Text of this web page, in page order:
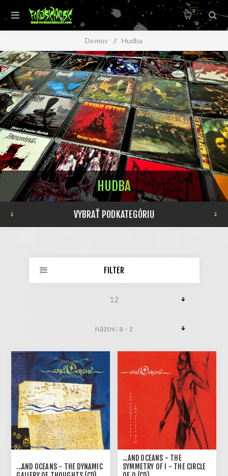
0
Domov / Hudba
HUDBA
VYBRAŤ PODKATEGÓRIU
FILTER
...AND OCEANS - THE DYNAMIC
...AND OCEANS - THE
SYMMETRY OF I - THE CIRCLE